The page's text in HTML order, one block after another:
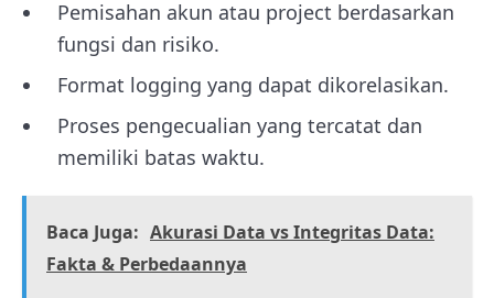
Pemisahan akun atau project berdasarkan
fungsi dan risiko.
Format logging yang dapat dikorelasikan.
Proses pengecualian yang tercatat dan
memiliki batas waktu.
Baca Juga: Akurasi Data vs Integritas Data:
Fakta & Perbedaannya